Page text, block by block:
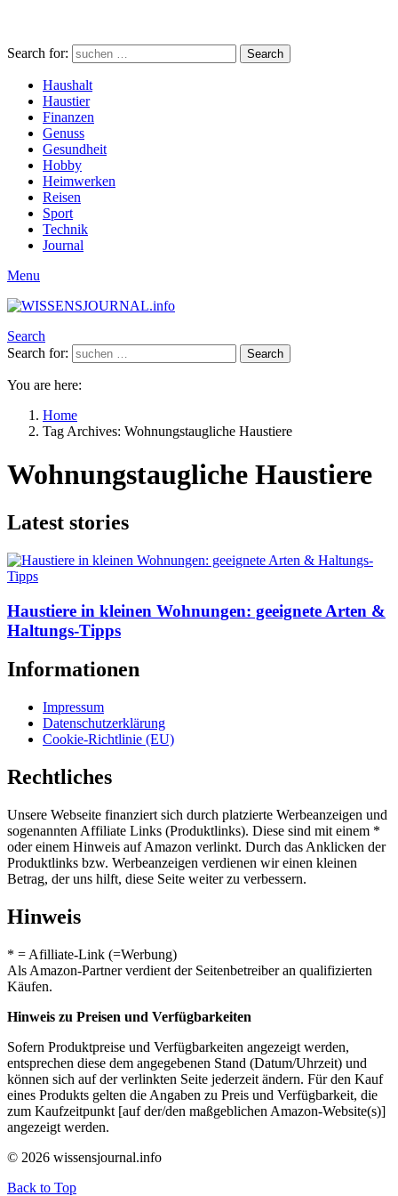
Search for: Search
Haushalt
Haustier
Finanzen
Genuss
Gesundheit
Hobby
Heimwerken
Reisen
Sport
Technik
Journal
Menu
Search
Search for:
Search
You are here:
Home
Tag Archives: Wohnungstaugliche Haustiere
Wohnungstaugliche Haustiere
Latest stories
Haustiere in kleinen Wohnungen: geeignete Arten &
Haltungs-Tipps
Informationen
Impressum
Datenschutzerklärung
Cookie-Richtlinie (EU)
Rechtliches
Unsere Webseite finanziert sich durch platzierte Werbeanzeigen und
sogenannten Affiliate Links (Produktlinks). Diese sind mit einem *
oder einem Hinweis auf Amazon verlinkt. Durch das Anklicken der
Produktlinks bzw. Werbeanzeigen verdienen wir einen kleinen
Betrag, der uns hilft, diese Seite weiter zu verbessern.
Hinweis
* = Afilliate-Link (=Werbung)
Als Amazon-Partner verdient der Seitenbetreiber an qualifizierten
Käufen.
Hinweis zu Preisen und Verfügbarkeiten
Sofern Produktpreise und Verfügbarkeiten angezeigt werden,
entsprechen diese dem angegebenen Stand (Datum/Uhrzeit) und
können sich auf der verlinkten Seite jederzeit ändern. Für den Kauf
eines Produkts gelten die Angaben zu Preis und Verfügbarkeit, die
zum Kaufzeitpunkt [auf der/den maßgeblichen Amazon-Website(s)]
angezeigt werden.
© 2026 wissensjournal.info
Back to Top